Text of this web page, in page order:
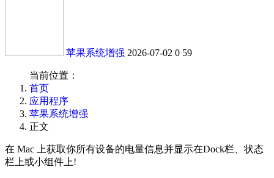
苹果系统增强 2026-07-02 0 59
当前位置：
首页
应用程序
苹果系统增强
正文
在 Mac 上获取你所有设备的电量信息并显示在Dock栏、状态
栏上或小组件上!